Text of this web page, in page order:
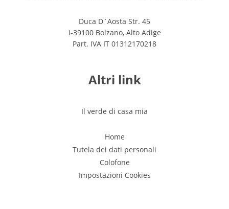
Duca D`Aosta Str. 45
I-39100 Bolzano, Alto Adige
Part. IVA IT 01312170218
Altri link
Il verde di casa mia
Home
Tutela dei dati personali
Colofone
Impostazioni Cookies